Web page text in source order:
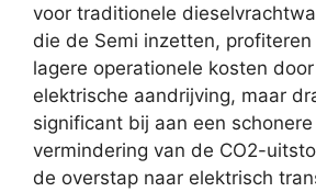
voor traditionele
die de Semi inzetten,
lagere operationele kosten
elektrische aandrijving, maar
significant bij aan een
vermindering van de CO2-
de overstap naar elektrisch